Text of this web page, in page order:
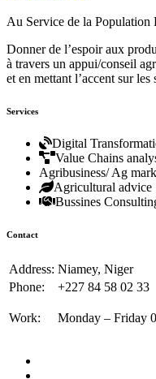
Au Service de la Population
Donner de l’espoir aux
à travers un appui/conseil
et en mettant l’accent sur
Services
Digital
Value Chains
Agribusiness/ Ag
Agricultural advice
Bussines
Contact
Address: Niamey, Niger
Phone:
+227 84 58 02 33
Work: Monday – Friday